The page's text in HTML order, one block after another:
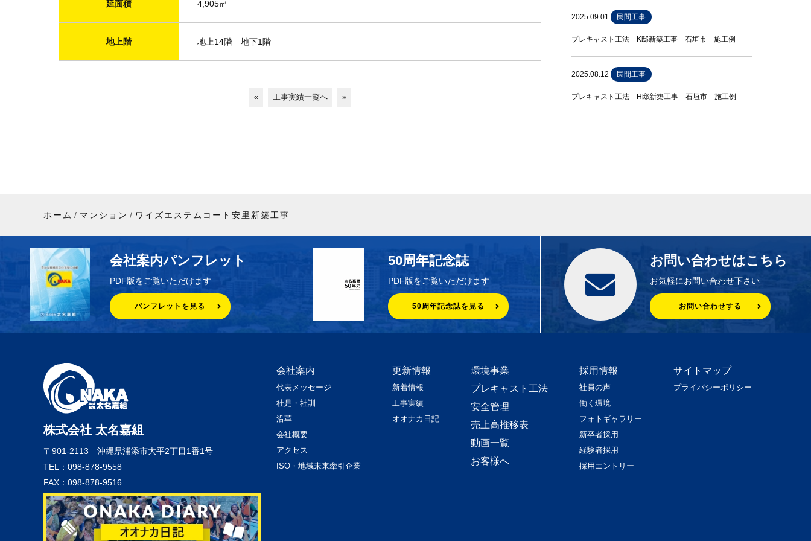
延面積 4,905㎡
地上階 地上14階 地下1階
« 工事実績一覧へ »
2025.09.01 民間工事
プレキャスト工法 K邸新築工事 石垣市 施工例
2025.08.12 民間工事
プレキャスト工法 H邸新築工事 石垣市 施工例
ホーム マンション ワイズエステムコート安里新築工事
会社案内パンフレット
PDF版をご覧いただけます
パンフレットを見る
50周年記念誌
PDF版をご覧いただけます
50周年記念誌を見る
お問い合わせはこちら
お気軽にお問い合わせ下さい
お問い合わせする
株式会社 太名嘉組
〒901-2113 沖縄県浦添市大平2丁目1番1号
TEL：098-878-9558
FAX：098-878-9516
会社案内
代表メッセージ
社是・社訓
沿革
会社概要
アクセス
ISO・地域未来牽引企業
更新情報
新着情報
工事実績
オオナカ日記
環境事業
プレキャスト工法
安全管理
売上高推移表
動画一覧
お客様へ
採用情報
社員の声
働く環境
フォトギャラリー
新卒者採用
経験者採用
採用エントリー
サイトマップ
プライバシーポリシー